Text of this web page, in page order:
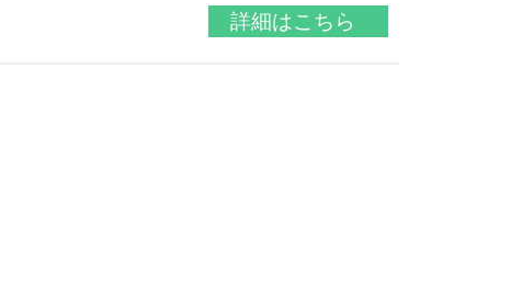
詳細はこちら